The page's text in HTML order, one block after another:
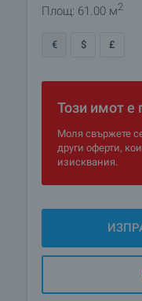
Площ: 61.00 м2
€ $ £
Този имот е
Моля свържете
други оферти,
изисквания.